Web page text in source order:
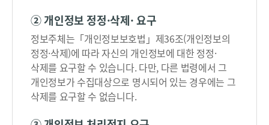
② 개인정보 정정·삭제· 요구
정보주체는「개인정보보호법」제36조(개인정보의
정정·삭제)에 따라 자신의 개인정보에 대한 정정·
삭제를 요구할 수 있습니다. 다만, 다른 법령에서 그
개인정보가 수집대상으로 명시되어 있는 경우에는 그
삭제를 요구할 수 없습니다.
확
인
→
개
인
정
보
열